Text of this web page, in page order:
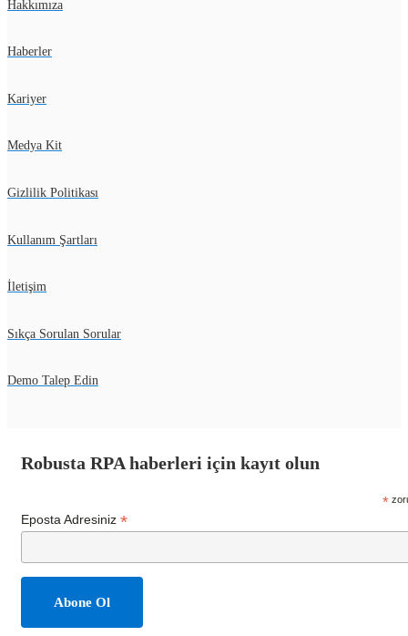
Hakkımıza
Haberler
Kariyer
Medya Kit
Gizlilik Politikası
Kullanım Şartları
İletişim
Sıkça Sorulan Sorular
Demo Talep Edin
Robusta RPA haberleri için kayıt olun
*
Eposta Adresiniz *